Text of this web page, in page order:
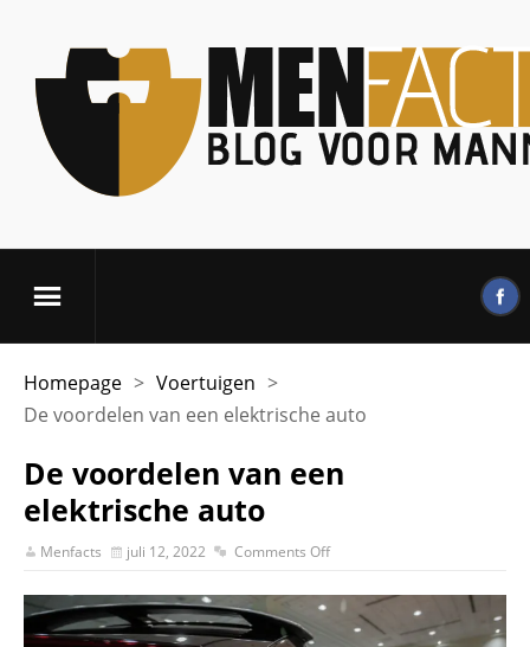
Homepage > Voertuigen >
De voordelen van een elektrische auto
De voordelen van een
elektrische auto
Menfacts juli 12, 2022 Comments Off